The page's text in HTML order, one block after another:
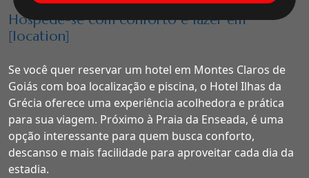
Hospede-se com conforto e lazer em
[location]
Se você quer reservar um hotel em Montes Claros de
Goiás com boa localização e piscina, o Hotel Ilhas da
Grécia oferece uma experiência acolhedora e prática
para sua viagem. Próximo à Praia da Enseada, é uma
opção interessante para quem busca conforto,
descanso e mais facilidade para aproveitar cada dia da
estadia.